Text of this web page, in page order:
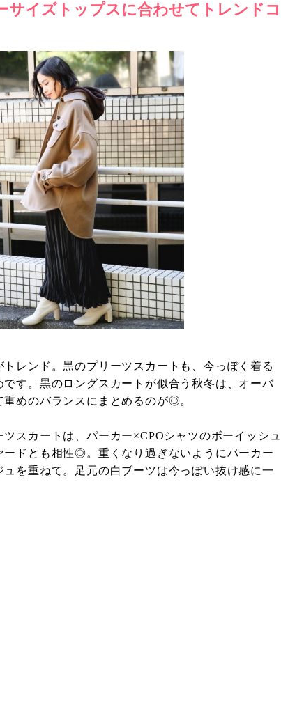
サイズトップスに合わせてトレンドコ
レンド。黒のプリーツスカートも、今っぽく着る
す。黒のロングスカートが似合う秋冬は、オーバ
めのバランスにまとめるのが◎。
スカートは、パーカー×CPOシャツのボーイッシュ
ードとも相性◎。重くなり過ぎないようにパーカー
を重ねて。足元の白ブーツは今っぽい抜け感に一